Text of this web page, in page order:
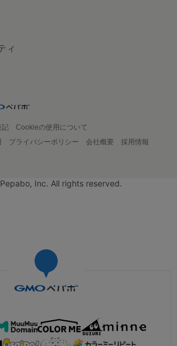
ィ
記
Cookieの使用について
プライバシーポリシー 会社概要
採用情報
Inc. All rights reserved.